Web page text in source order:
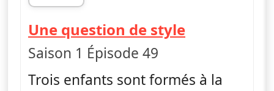
fin 09h15
Une question de style— Monster
Saison 1 Épisode 49
Trois enfants sont formés à la